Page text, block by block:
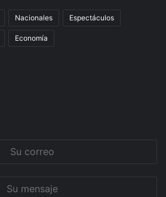
Nacionales Espectáculos
Economía